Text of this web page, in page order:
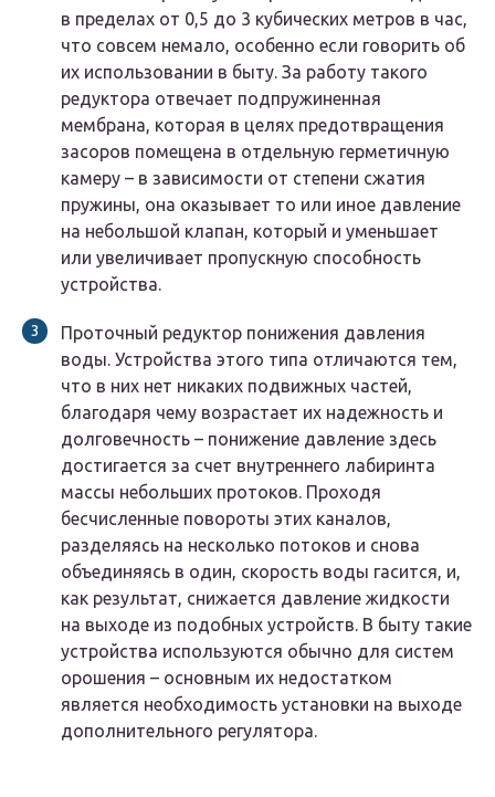
в пределах от 0,5 до 3 кубических метров в час,
что совсем немало, особенно если говорить об
их использовании в быту. За работу такого
редуктора отвечает подпружиненная
мембрана, которая в целях предотвращения
засоров помещена в отдельную герметичную
камеру – в зависимости от степени сжатия
пружины, она оказывает то или иное давление
на небольшой клапан, который и уменьшает
или увеличивает пропускную способность
устройства.
Проточный редуктор понижения давления
воды. Устройства этого типа отличаются тем,
что в них нет никаких подвижных частей,
благодаря чему возрастает их надежность и
долговечность – понижение давление здесь
достигается за счет внутреннего лабиринта
массы небольших протоков. Проходя
бесчисленные повороты этих каналов,
разделяясь на несколько потоков и снова
объединяясь в один, скорость воды гасится, и,
как результат, снижается давление жидкости
на выходе из подобных устройств. В быту такие
устройства используются обычно для систем
орошения – основным их недостатком
является необходимость установки на выходе
дополнительного регулятора.